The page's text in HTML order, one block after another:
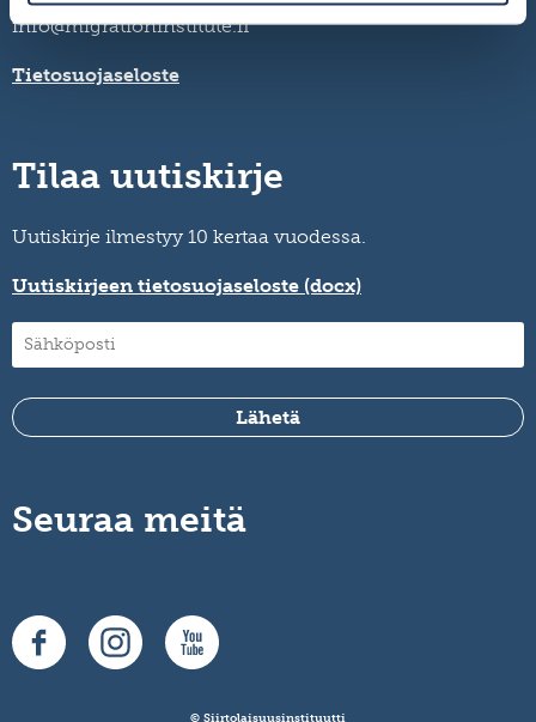
info@migrationinstitute.fi
Tietosuojaseloste
Tilaa uutiskirje
Uutiskirje ilmestyy 10 kertaa vuodessa.
Uutiskirjeen tietosuojaseloste (docx)
Seuraa meitä
© Siirtolaisuusinstituutti